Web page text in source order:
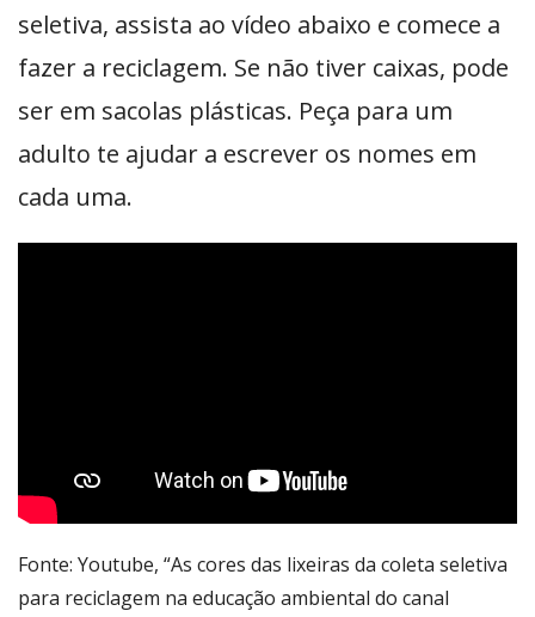
seletiva, assista ao vídeo abaixo e comece a
fazer a reciclagem. Se não tiver caixas, pode
ser em sacolas plásticas. Peça para um
adulto te ajudar a escrever os nomes em
cada uma.
Fonte: Youtube, “As cores das lixeiras da coleta seletiva
para reciclagem na educação ambiental do canal